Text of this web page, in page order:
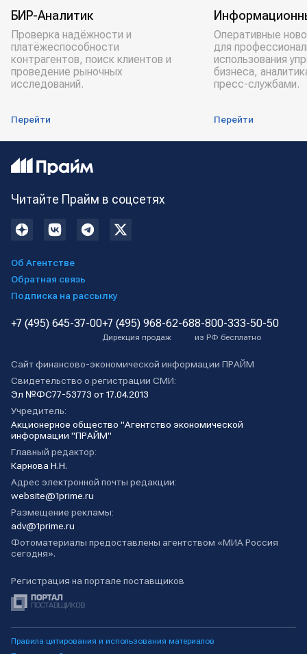
БИР-Аналитик
Проверка надёжности и
платёжеспособности
контрагентов, поиск клиентов и
проведение рыночных
исследований.
Перейти
Оперативные
для
использования
бизнеса,
пресс-службами.
Перейти
Читайте Прайм в соцсетях
Об Агентстве
Обратная связь
Подписка на рассылку
+7 (495) 645-37-00+7 (495) 968-62-68
Дирекция продаж
8-800-333-50-50
из РФ бесплатно
Сайт финансово-экономической информации ПРАЙМ
Свидетельство о регистрации СМИ:
Эл №ФС77-53773 от 17.04.2013
Учредитель:
Акционерное общество "Агентство экономической
информации "ПРАЙМ"
Главный редактор:
Карнова Н.Н.
Адрес электронной почты редакции:
website@1prime.ru
Размещение рекламы:
adv@1prime.ru
Фотоматериалы предоставлены агентством «МИА Россия
сегодня».
Регистрация на портале поставщиков
Правила цитирования и использования материалов